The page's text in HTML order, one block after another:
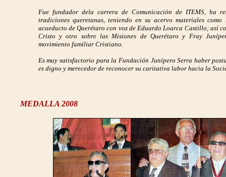
Fue fundador dela carrera de Comunicación de ITEMS, ha
tradiciones queretanas, teniendo en su acervo materiales
acueducto de Querétaro con voz de Eduardo Loarca Castillo; así
Cristo y otro sobre las Misiones de Querétaro y Fray
movimiento familiar Cristiano.
Es muy satisfactorio para la Fundación Junípero Serra haber
es digno y merecedor de reconocer su caritativa labor hacia la
MEDALLA 2008